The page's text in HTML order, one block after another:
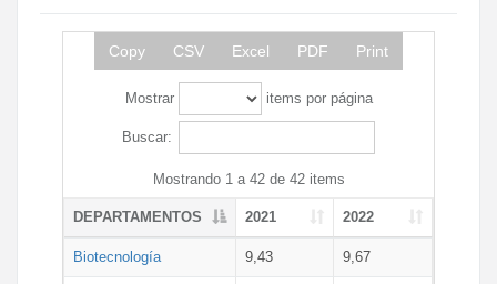
Copy CSV Excel PDF Print
Mostrar items por página
Buscar:
Mostrando 1 a 42 de 42 items
DEPARTAMENTOS 2021 2022
Biotecnología 9,43 9,67